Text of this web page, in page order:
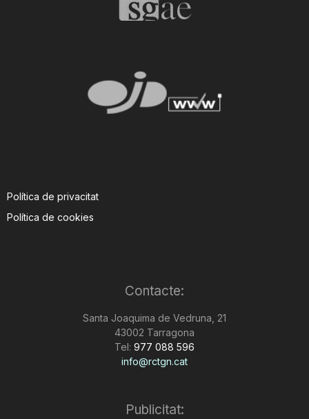
Política de privacitat
Política de cookies
Contacte:
Santa Joaquima de Vedruna, 21
43002 Tarragona
Tel: 977 088 596
info@rctgn.cat
Publicitat: